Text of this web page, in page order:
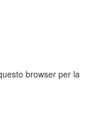
browser per la